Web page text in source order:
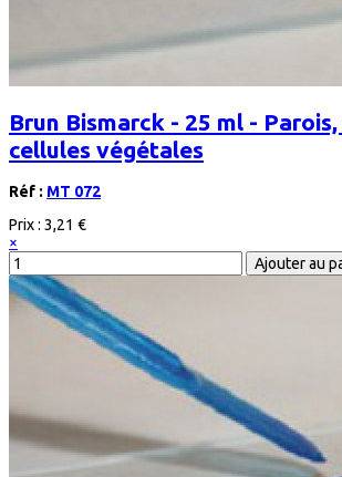
Brun Bismarck - 25 ml -
cellules végétales
Réf : MT 072
Prix : 3,21 €
×